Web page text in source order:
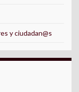
y ciudadan@s